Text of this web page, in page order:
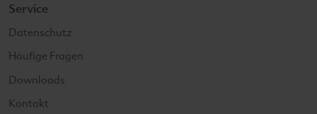
Service
Datenschutz
Häufige Fragen
Downloads
Kontakt